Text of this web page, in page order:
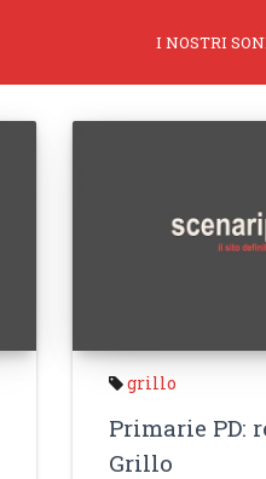
I NOSTRI
grillo
Primarie PD:
Grillo